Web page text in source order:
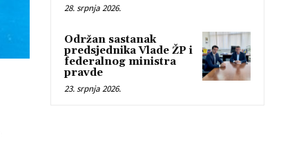
28. srpnja 2026.
Održan sastanak
predsjednika Vlade ŽP i
federalnog ministra
pravde
23. srpnja 2026.